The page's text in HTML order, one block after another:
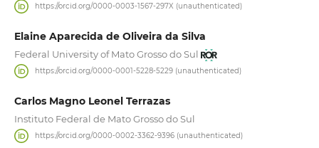
https://orcid.org/0000-0003-1567-297X (unauthenticated)
Elaine Aparecida de Oliveira da Silva
Federal University of Mato Grosso do Sul
https://orcid.org/0000-0001-5228-5229 (unauthenticated)
Carlos Magno Leonel Terrazas
Instituto Federal de Mato Grosso do Sul
https://orcid.org/0000-0002-3362-9396 (unauthenticated)